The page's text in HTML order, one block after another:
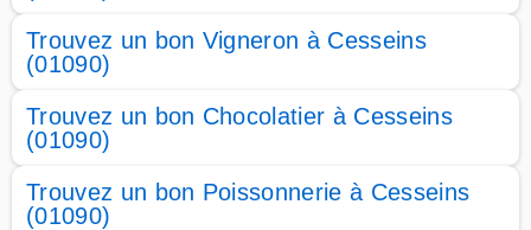
Trouvez un bon Vigneron à Cesseins
(01090)
Trouvez un bon Chocolatier à Cesseins
(01090)
Trouvez un bon Poissonnerie à Cesseins
(01090)